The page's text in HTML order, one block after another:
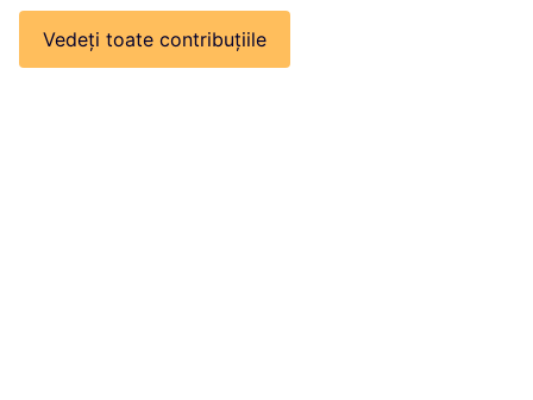
Vedeți toate contribuțiile